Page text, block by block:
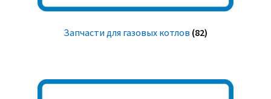
Запчасти для газовых котлов (82)